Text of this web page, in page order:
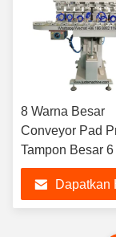
8 Warna Besar
Conveyor Pad
Tampon Besar
Bulat Meja Kerja
Baseball
Mesin
Dapatkan